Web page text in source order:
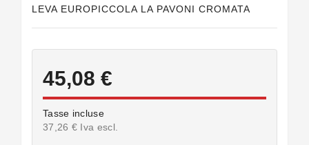
LEVA EUROPICCOLA LA PAVONI CROMATA
45,08 €
Tasse incluse
37,26 € Iva escl.